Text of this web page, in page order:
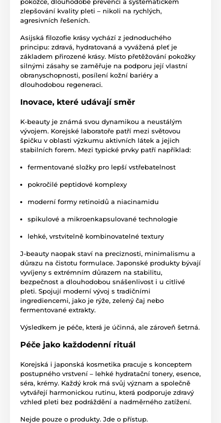
zlepšování kvality pleti – nikoli na rychlých,
agresivních řešeních.
Asijská filozofie krásy vychází z jednoduchého
principu: zdravá, hydratovaná a vyvážená pleť je
základem přirozené krásy. Místo přetěžování pokožky
silnými zásahy se zaměřuje na podporu její vlastní
obranyschopnosti, posílení kožní bariéry a
dlouhodobou regeneraci.
Inovace, které udávají směr
K-beauty je známá svou dynamikou a neustálým
vývojem. Korejské laboratoře patří mezi světovou
špičku v oblasti výzkumu aktivních látek a jejich
stabilních forem. Mezi typické prvky patří například:
fermentované složky pro lepší vstřebatelnost
pokročilé peptidové komplexy
moderní formy retinoidů a niacinamidu
spikulové a mikroenkapsulované technologie
lehké, vrstvitelně kombinovatelné textury
J-beauty naopak staví na preciznosti, minimalismu a
důrazu na čistotu formulace. Japonské produkty bývají
vyvíjeny s extrémním důrazem na stabilitu,
bezpečnost a dlouhodobou snášenlivost i u citlivé
pleti. Spojují moderní vývoj s tradičními
ingrediencemi, jako je rýže, zelený čaj nebo
fermentované extrakty.
Výsledkem je péče, která je účinná, ale zároveň šetrná.
Péče jako každodenní rituál
Korejská i japonská kosmetika pracuje s konceptem
postupného vrstvení – lehké hydratační tonery, esence,
séra, krémy. Každý krok má svůj význam a společně
vytvářejí harmonickou rutinu, která podporuje zdravý
vzhled pleti bez podráždění a nadměrného zatížení.
Nejde pouze o produkty. Jde o přístup.